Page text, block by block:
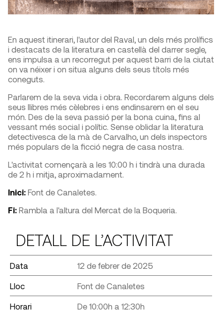
En aquest itinerari, l'autor del Raval, un dels més prolífics
i destacats de la literatura en castellà del darrer segle,
ens impulsa a un recorregut per aquest barri de la ciutat
on va néixer i on situa alguns dels seus títols més
coneguts.
Parlarem de la seva vida i obra. Recordarem alguns dels
seus llibres més cèlebres i ens endinsarem en el seu
món. Des de la seva passió per la bona cuina, fins al
vessant més social i polític. Sense oblidar la literatura
detectivesca de la mà de Carvalho, un dels inspectors
més populars de la ficció negra de casa nostra.
L'activitat començarà a les 10:00 h i tindrà una durada
de 2 h i mitja, aproximadament.
Inici: Font de Canaletes.
Fi: Rambla a l'altura del Mercat de la Boqueria.
DETALL DE L’ACTIVITAT
Data 12 de febrer de 2025
Lloc Font de Canaletes
Horari De 10:00h a 12:30h